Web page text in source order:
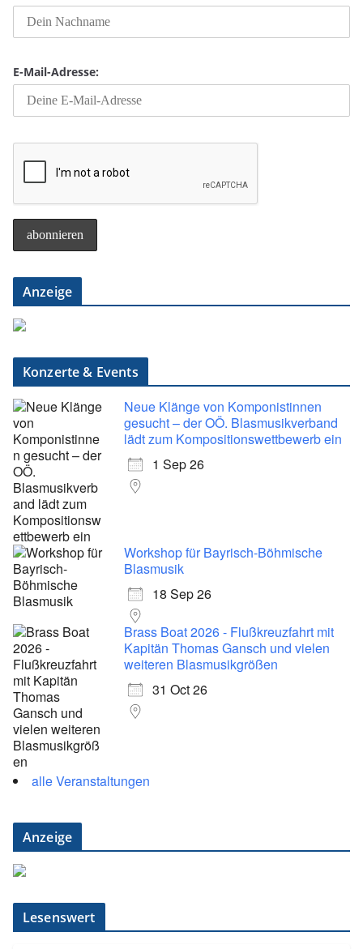
E-Mail-Adresse:
Anzeige
Konzerte & Events
Neue Klänge von Komponistinnen
gesucht – der OÖ. Blasmusikverband
lädt zum Kompositionswettbewerb ein
1 Sep 26
Workshop für Bayrisch-Böhmische
Blasmusik
18 Sep 26
Brass Boat 2026 - Flußkreuzfahrt mit
Kapitän Thomas Gansch und vielen
weiteren Blasmusikgrößen
31 Oct 26
alle Veranstaltungen
Anzeige
Lesenswert